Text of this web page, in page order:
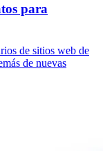
para
de sitios web de
de nuevas